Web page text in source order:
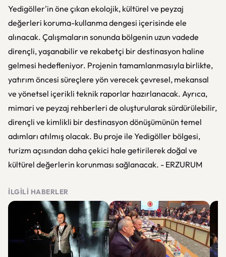
Yedigöller'in öne çıkan ekolojik, kültürel ve peyzaj
değerleri koruma-kullanma dengesi içerisinde ele
alınacak. Çalışmaların sonunda bölgenin uzun vadede
dirençli, yaşanabilir ve rekabetçi bir destinasyon haline
gelmesi hedefleniyor. Projenin tamamlanmasıyla birlikte,
yatırım öncesi süreçlere yön verecek çevresel, mekansal
ve yönetsel içerikli teknik raporlar hazırlanacak. Ayrıca,
mimari ve peyzaj rehberleri de oluşturularak sürdürülebilir,
dirençli ve kimlikli bir destinasyon dönüşümünün temel
adımları atılmış olacak. Bu proje ile Yedigöller bölgesi,
turizm açısından daha çekici hale getirilerek doğal ve
kültürel değerlerin korunması sağlanacak. - ERZURUM
İLGILI HABERLER